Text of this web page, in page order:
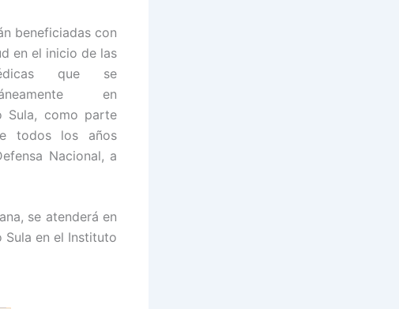
beneficiadas con
en el inicio de las
que se
en
Sula, como parte
todos los años
Nacional, a
se atenderá en
Sula en el Instituto